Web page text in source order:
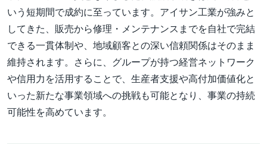
いう短期間で成約に至っています。アイサン工業が強みと
してきた、販売から修理・メンテナンスまでを自社で完結
できる一貫体制や、地域顧客との深い信頼関係はそのまま
維持されます。さらに、グループが持つ経営ネットワーク
や信用力を活用することで、生産者支援や高付加価値化と
いった新たな事業領域への挑戦も可能となり、事業の持続
可能性を高めています。